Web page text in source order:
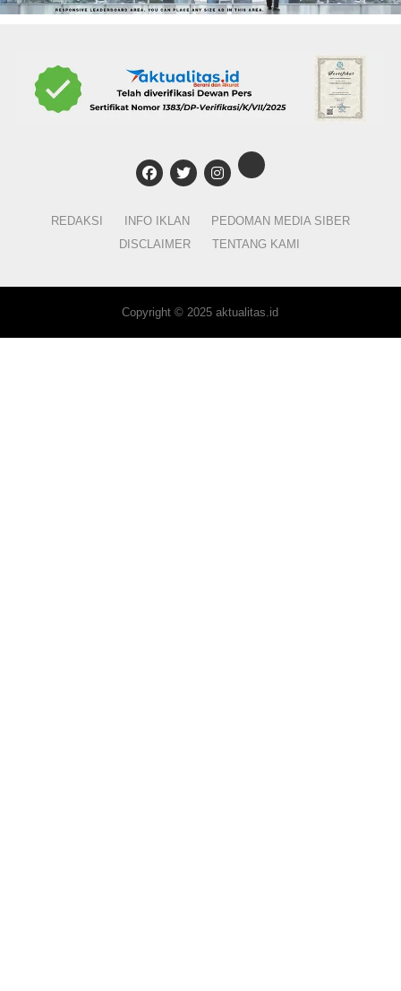
REDAKSI INFO IKLAN
PEDOMAN MEDIA SIBER
DISCLAIMER
TENTANG KAMI
Copyright © 2025 aktualitas.id